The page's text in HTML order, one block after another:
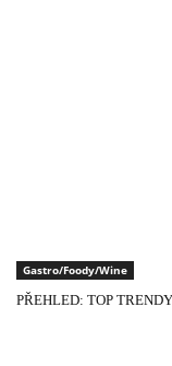
Gastro/Foody/Wine
PŘEHLED: TOP